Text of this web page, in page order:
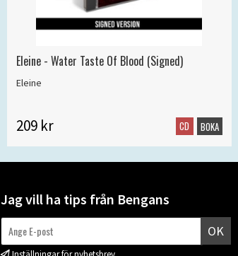
Eleine - Water Taste Of Blood (Signed)
Eleine
209 kr CD BOKA
Jag vill ha tips från Bengans
OK